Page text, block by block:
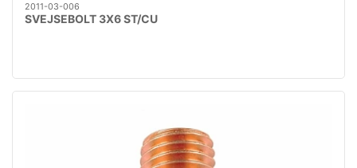
2011-03-006
SVEJSEBOLT 3X6 ST/CU